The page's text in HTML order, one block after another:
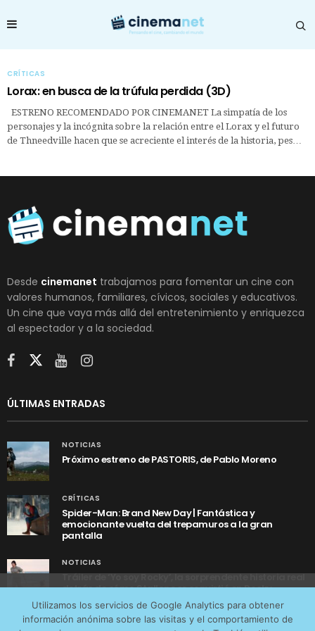
CRÍTICAS
Lorax: en busca de la trúfula perdida (3D)
ESTRENO RECOMENDADO POR CINEMANET La simpatía de los
personajes y la incógnita sobre la relación entre el Lorax y el futuro
de Thneedville hacen que se acreciente el interés de la historia, pes…
Desde cinemanet trabajamos para fomentar un cine con
valores humanos, familiares, cívicos, sociales y educativos.
Un cine que vaya más allá del entretenimiento y enriquezca
al espectador y a la sociedad.
ÚLTIMAS ENTRADAS
NOTICIAS
Próximo estreno de PASTORIS, de Pablo Moreno
CRÍTICAS
Spider-Man: Brand New Day | Fantástica y
emocionante vuelta del trepamuros a la gran
pantalla
NOTICIAS
Tráiler de ‘Yo soy Rocky’, la sorprendente historia real
detrás de cómo Stallone se convirtió en Rocky
Utilizamos los servicios de Google Analytics para obtener
información anónima sobre las visitas y el comportamiento de
tráfico web que recibimos y conocer los servicios que